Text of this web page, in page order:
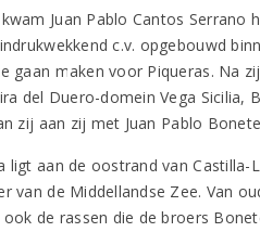
Juan Pablo Cantos
c.v. opgebouwd
gaan maken voor Piqueras. Na
del Duero-domein Vega Sicilia,
zij aan zij met Juan Pablo
ligt aan de oostrand van
van de Middellandse Zee. Van
de rassen die de broers